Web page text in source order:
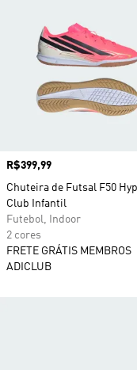
Preço
R$399,99
Chuteira de Futsal F50
Club Infantil
Futebol, Indoor
2 cores
FRETE GRÁTIS MEMBROS
ADICLUB